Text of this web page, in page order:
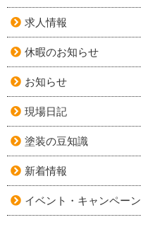
求人情報
休暇のお知らせ
お知らせ
現場日記
塗装の豆知識
新着情報
イベント・キャンペーン